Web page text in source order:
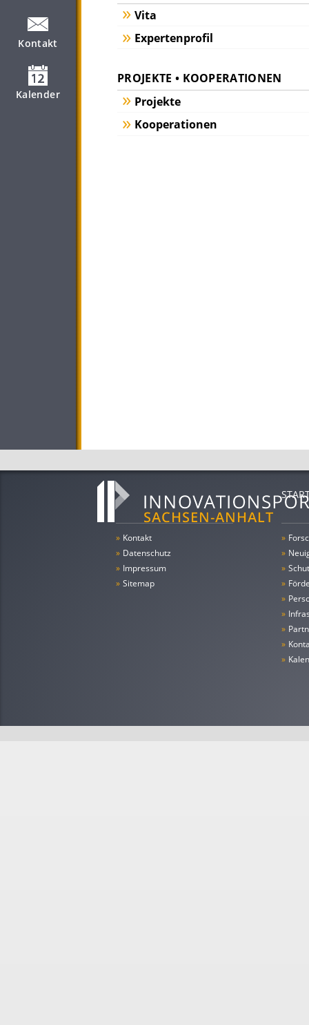
Kontakt
Kalender
Vita
Expertenprofil
PROJEKTE • KOOPERATIONEN
Projekte
Kooperationen
» Kontakt
» Datenschutz
» Impressum
» Sitemap
»
»
»
»
»
»
»
»
»